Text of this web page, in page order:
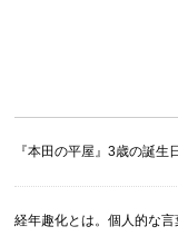
『本田の平屋』3歳の誕生
経年趣化とは。個人的な言